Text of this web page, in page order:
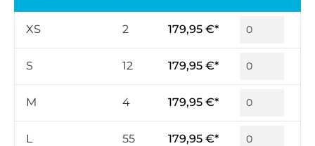
XS 2 179,95 €*
S 12 179,95 €*
M 4 179,95 €*
L 55 179,95 €*